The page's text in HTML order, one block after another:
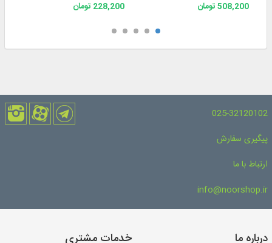
508,200 تومان
228,200 تومان
025-32120102
پیگیری سفارش
ارتباط با ما
info@noorshop.ir
درباره ما خدمات مشتری